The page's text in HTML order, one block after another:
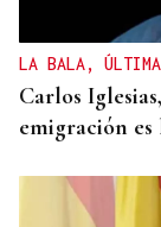
LA BALA,
Carlos
emigración